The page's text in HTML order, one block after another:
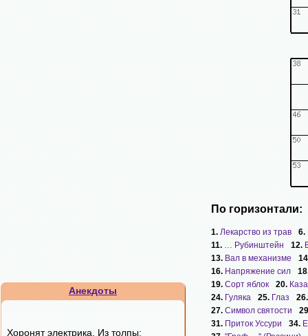
Анекдоты
Хоронят электрика. Из толпы:
По горизонтали:
1. Лекарство из трав 6.
11. … Рубинштейн 12.
13. Вал в механизме
16. Напряжение сил
19. Сорт яблок 20.
24. Гуляка 25. Глаз
27. Символ святости
31. Приток Уссури 34.